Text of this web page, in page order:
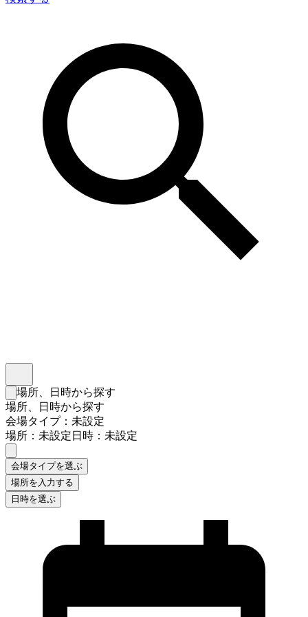
検索フォームを閉じる
場所、日時から探す
場所、日時から探す
会場タイプ：未設定
場所：未設定日時：未設定
会場タイプを選ぶ
場所を入力する
日時を選ぶ